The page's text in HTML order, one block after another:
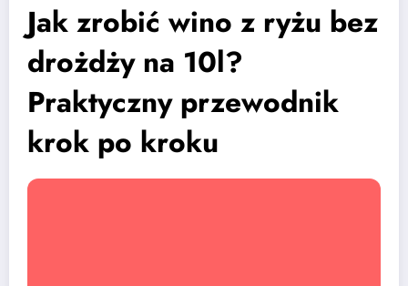
Jak zrobić wino z ryżu bez
drożdży na 10l?
Praktyczny przewodnik
krok po kroku